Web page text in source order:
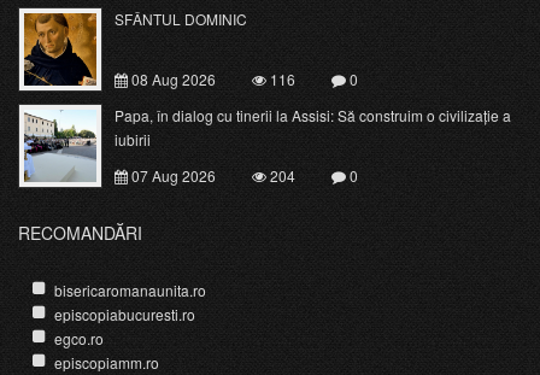
SFÂNTUL DOMINIC
08 Aug 2026 116
0
Papa, în dialog cu tinerii la Assisi: Să construim o civilizație a
iubirii
07 Aug 2026
204 0
RECOMANDĂRI
bisericaromanaunita.ro
episcopiabucuresti.ro
egco.ro
episcopiamm.ro